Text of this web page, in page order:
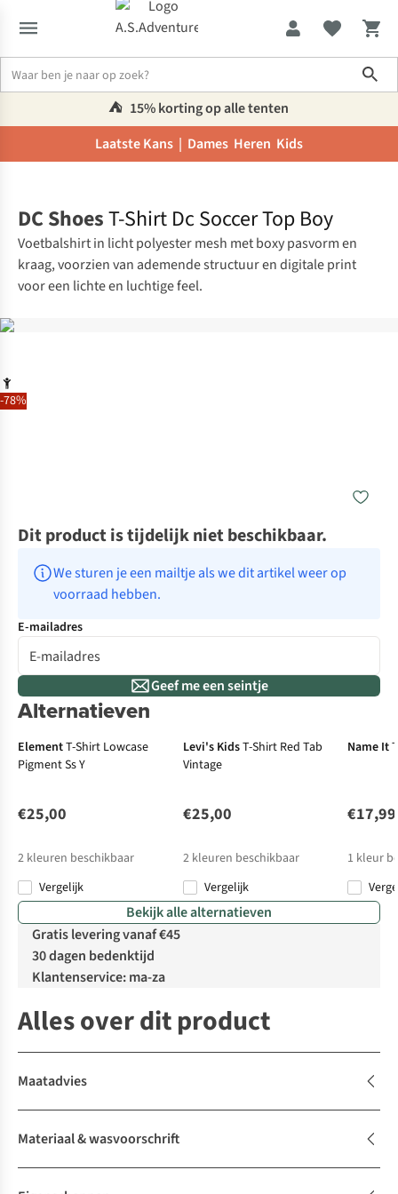
⛺️ 15% korting op alle tenten
Laatste Kans | Dames Heren Kids
-78%
DC ShoesT-Shirt Dc Soccer Top Boy
Voetbalshirt in licht polyester mesh met boxy pasvorm en
kraag, voorzien van ademende structuur en digitale print
voor een lichte en luchtige feel.
Dit product is tijdelijk niet beschikbaar.
We sturen je een mailtje als we dit artikel weer op
voorraad hebben.
E-mailadres
Geef me een seintje
Alternatieven
ElementT-Shirt Lowcase
Pigment Ss Y
€25,00
2 kleuren beschikbaar
Vergelijk
Levi's KidsT-Shirt Red Tab
Vintage
€25,00
2 kleuren beschikbaar
Vergelijk
Name It
€17,99
1 kleur
Bekijk alle alternatieven
Gratis levering vanaf €45
30 dagen bedenktijd
Klantenservice: ma-za
Alles over dit product
Maatadvies
Materiaal & wasvoorschrift